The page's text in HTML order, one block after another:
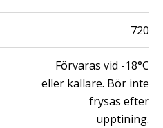
720
Förvaras vid -18°C
eller kallare. Bör inte
frysas efter
upptining.